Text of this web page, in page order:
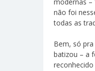
não foi
todas as
Bem, só
batizou – a